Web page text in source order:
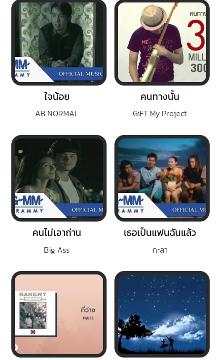
ใจน้อย
AB NORMAL
คนทางนั้น
GiFT My Project
คนไม่เอาถ่าน
Big Ass
เธอเป็นแฟนฉันแล้ว
กะลา